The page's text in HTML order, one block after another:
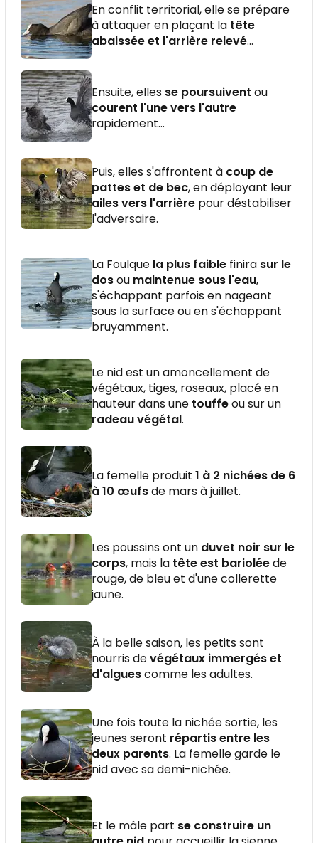
En conflit territorial, elle se prépare
à attaquer en plaçant la tête
abaissée et l'arrière relevé…
Ensuite, elles se poursuivent ou
courent l'une vers l'autre
rapidement...
Puis, elles s'affrontent à coup de
pattes et de bec, en déployant leur
ailes vers l'arrière pour déstabiliser
l'adversaire.
La Foulque la plus faible finira sur le
dosou maintenue sous l'eau,
s'échappant parfois en nageant
sous la surface ou en s'échappant
bruyamment.
Le nid est un amoncellement de
végétaux, tiges, roseaux, placé en
hauteur dans une touffeou sur un
radeau végétal.
La femelle produit 1 à 2 nichées de 6
à 10 œufsde mars à juillet.
Les poussins ont un duvet noir sur le
corps, mais la tête est barioléede
rouge, de bleu et d'une collerette
jaune.
À la belle saison, les petits sont
nourris devégétaux immergés et
d'alguescomme les adultes.
Une fois toute la nichée sortie, les
jeunes seront répartis entre les
deux parents. La femelle garde le
nid avec sa demi-nichée.
Et le mâle part se construire un